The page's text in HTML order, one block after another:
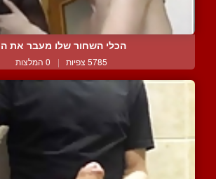
הכלי השחור שלו מעבר את
5785 צפיות | 0 המלצות